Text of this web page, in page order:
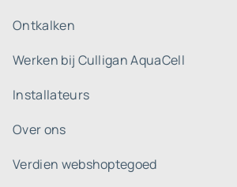
Ontkalken
Werken bij Culligan AquaCell
Installateurs
Over ons
Verdien webshoptegoed